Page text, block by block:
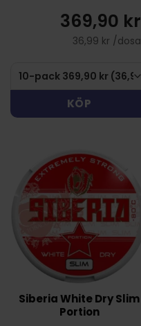
369,90 kr
36,99 kr /dosa
KÖP
Siberia White Dry Slim
Portion